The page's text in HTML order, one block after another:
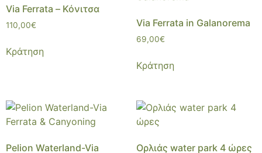
Via Ferrata – Κόνιτσα
110,00€
Κράτηση
Via Ferrata in Galanorema
69,00€
Κράτηση
Pelion Waterland-Via
Ορλιάς water park 4 ώρες